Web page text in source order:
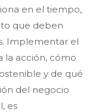
en el tiempo,
que deben
Implementar el
la acción, cómo
y de qué
del negocio
es